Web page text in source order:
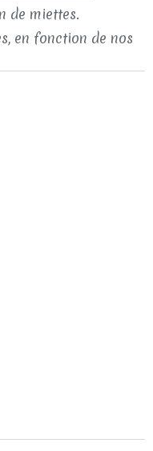
en fonction de nos